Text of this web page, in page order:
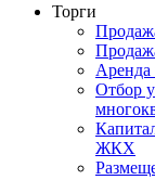
Торги
Отбор
ЖКХ